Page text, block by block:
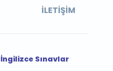
İLETIŞIM
İngilizce Sınavlar